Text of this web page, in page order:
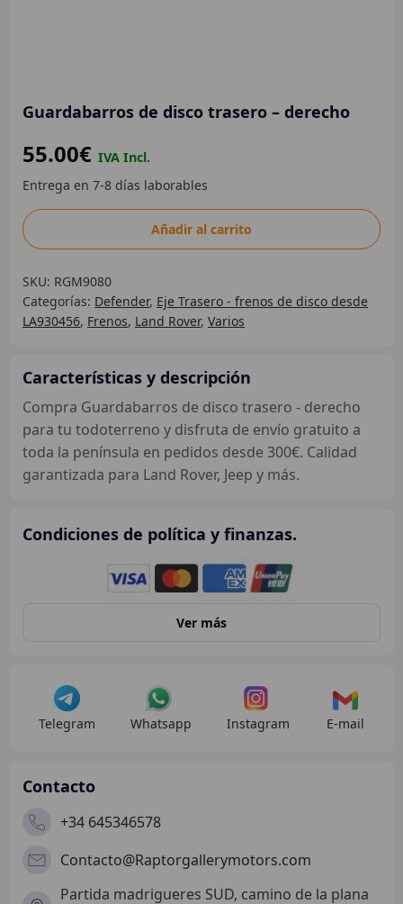
Guardabarros de disco trasero – derecho
55.00€
Guardabarros
de
trasero
-
derecho
Añadir al carrito
SKU: RGM9080
Categorías: Defender, Eje Trasero - frenos de disco desde
LA930456, Frenos, Land Rover, Varios
Características y descripción
Compra Guardabarros de disco trasero - derecho
para tu todoterreno y disfruta de envío gratuito a
toda la península en pedidos desde 300€. Calidad
garantizada para Land Rover, Jeep y más.
Condiciones de política y finanzas.
Ver más
Telegram Whatsapp Instagram E-mail
Contacto
+34 645346578
Contacto@Raptorgallerymotors.com
Partida madrigueres SUD, camino de la plana